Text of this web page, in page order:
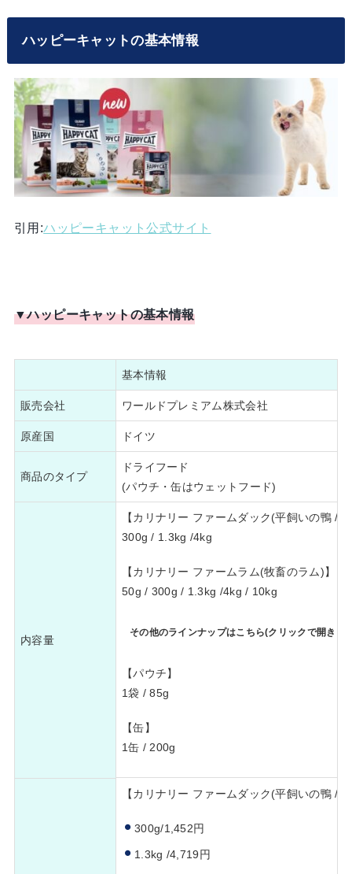
ハッピーキャットの基本情報
引用:ハッピーキャット公式サイト
▼ハッピーキャットの基本情報
基本情報
販売会社 ワールドプレミアム株式会社
原産国 ドイツ
商品のタイプ
ドライフード
(パウチ・缶はウェットフード)
内容量
【カリナリー ファームダック(平飼いの鴨 /
300g / 1.3kg /4kg
【カリナリー ファームラム(牧畜のラム)】
50g / 300g / 1.3kg /4kg / 10kg
その他のラインナップはこちら(クリックで開きま
【パウチ】
1袋 / 85g
【缶】
1缶 / 200g
【カリナリー ファームダック(平飼いの鴨 /
300g/1,452円
1.3kg /4,719円